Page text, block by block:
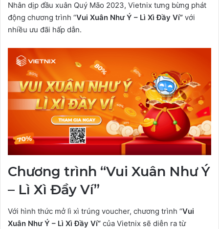
Nhân dịp đầu xuân Quý Mão 2023, Vietnix tưng bừng phát
động chương trình “Vui Xuân Như Ý – Lì Xì Đầy Ví” với
nhiều ưu đãi hấp dẫn.
Chương trình “Vui Xuân Như Ý
– Lì Xì Đầy Ví”
Với hình thức mở lì xì trúng voucher, chương trình “Vui
Xuân Như Ý – Lì Xì Đầy Ví” của Vietnix sẽ diễn ra từ